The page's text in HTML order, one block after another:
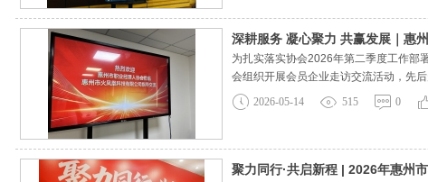
深耕服务 凝心聚力 共赢发展｜惠
为扎实落实协会2026年第二季度工作部
会组织开展会员企业走访交流活动，先
长兼秘书长柏柳、理事阙海和、秘书俞
2026-05-14 515 0
聚力同行·共启新程 | 2026年惠州